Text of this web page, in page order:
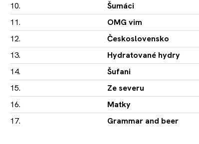
10.
Šumáci
11.
OMG vim
12.
Československo
13.
Hydratované hydry
14.
Šufani
15.
Ze severu
16.
Matky
17.
Grammar and beer